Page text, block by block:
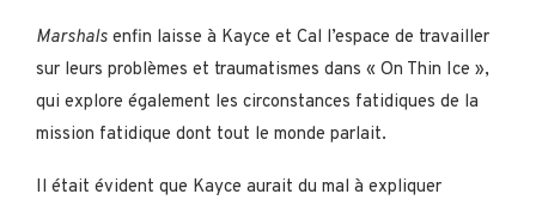
Marshals enfin laisse à Kayce et Cal l’espace de travailler
sur leurs problèmes et traumatismes dans « On Thin Ice »,
qui explore également les circonstances fatidiques de la
mission fatidique dont tout le monde parlait.
Il était évident que Kayce aurait du mal à expliquer